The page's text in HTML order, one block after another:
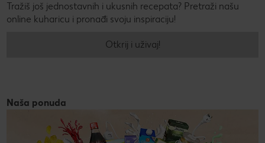
Tražiš još jednostavnih i ukusnih recepata? Pretraži našu
online kuharicu i pronađi svoju inspiraciju!
Otkrij i uživaj!
Naša ponuda